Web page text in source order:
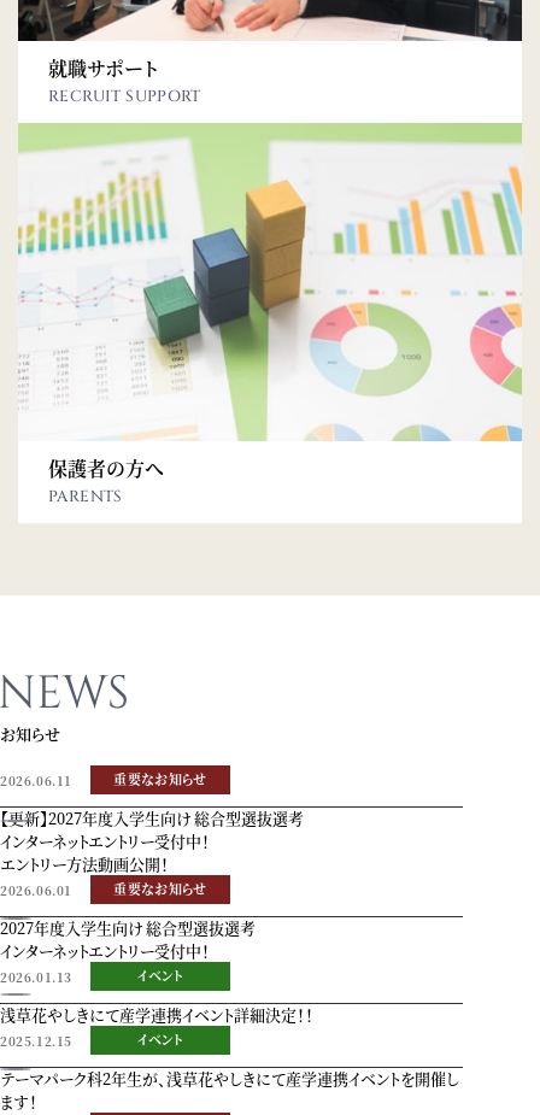
就職サポート
RECRUIT SUPPORT
保護者の方へ
PARENTS
お知らせ
2026.06.11 重要なお知らせ
【更新】2027年度入学生向け 総合型選抜選考
インターネットエントリー受付中！
エントリー方法動画公開！
2026.06.01 重要なお知らせ
2027年度入学生向け 総合型選抜選考
インターネットエントリー受付中！
2026.01.13 イベント
浅草花やしきにて産学連携イベント詳細決定！！
2025.12.15 イベント
テーマパーク科2年生が、浅草花やしきにて産学連携イベントを開催し
ます！